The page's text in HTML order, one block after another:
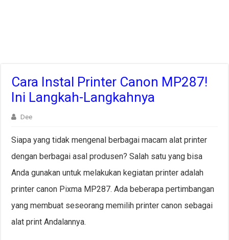
Cara Instal Printer Canon MP287!
Ini Langkah-Langkahnya
Dee
Siapa yang tidak mengenal berbagai macam alat printer
dengan berbagai asal produsen? Salah satu yang bisa
Anda gunakan untuk melakukan kegiatan printer adalah
printer canon Pixma MP287. Ada beberapa pertimbangan
yang membuat seseorang memilih printer canon sebagai
alat print Andalannya.